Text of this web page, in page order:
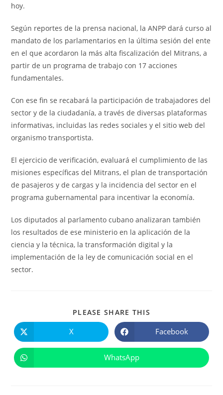
hoy.
Según reportes de la prensa nacional, la ANPP dará curso al
mandato de los parlamentarios en la última sesión del ente
en el que acordaron la más alta fiscalización del Mitrans, a
partir de un programa de trabajo con 17 acciones
fundamentales.
Con ese fin se recabará la participación de trabajadores del
sector y de la ciudadanía, a través de diversas plataformas
informativas, incluidas las redes sociales y el sitio web del
organismo transportista.
El ejercicio de verificación, evaluará el cumplimiento de las
misiones específicas del Mitrans, el plan de transportación
de pasajeros y de cargas y la incidencia del sector en el
programa gubernamental para incentivar la economía.
Los diputados al parlamento cubano analizaran también
los resultados de ese ministerio en la aplicación de la
ciencia y la técnica, la transformación digital y la
implementación de la ley de comunicación social en el
sector.
PLEASE SHARE THIS
abre
en
ventana
X Se
abre
en
ventana
Facebook
Se
abre
WhatsApp